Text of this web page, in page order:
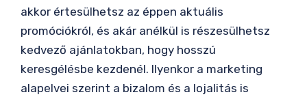
akkor értesülhetsz az éppen aktuális
promóciókról, és akár anélkül is részesülhetsz
kedvező ajánlatokban, hogy hosszú
keresgélésbe kezdenél. Ilyenkor a marketing
alapelvei szerint a bizalom és a lojalitás is